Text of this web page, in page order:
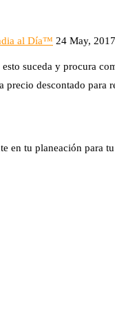
al Día™ 24 May,
suceda y procura
precio descontado
tu planeación para